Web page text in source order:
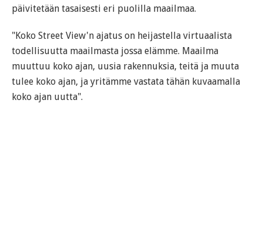
päivitetään tasaisesti eri puolilla maailmaa.
"Koko Street View'n ajatus on heijastella virtuaalista
todellisuutta maailmasta jossa elämme. Maailma
muuttuu koko ajan, uusia rakennuksia, teitä ja muuta
tulee koko ajan, ja yritämme vastata tähän kuvaamalla
koko ajan uutta".